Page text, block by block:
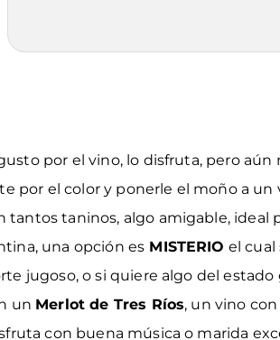
por el vino, lo disfruta, pero aún
por el color y ponerle el moño a
tantos taninos, algo amigable, ideal
una opción es MISTERIO el cual
jugoso, o si quiere algo del estado
un Merlot de Tres Ríos, un vino
con buena música o marida